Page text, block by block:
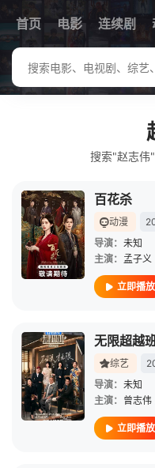
首页 电影 连续剧
搜索"赵志伟
百花杀
动漫
导演： 未知
主演： 孟子义
立即播放
无限超越
综艺
导演： 未知
主演： 曾志伟
立即播放